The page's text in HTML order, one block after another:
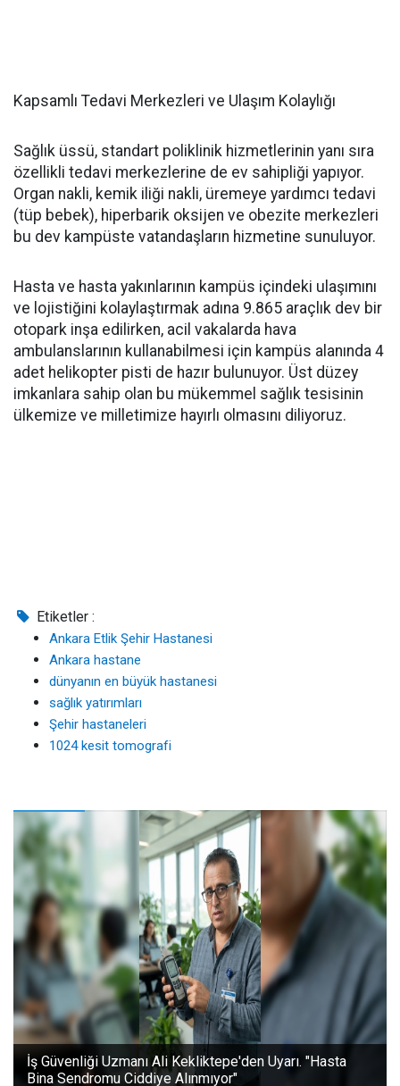
Kapsamlı Tedavi Merkezleri ve Ulaşım Kolaylığı
Sağlık üssü, standart poliklinik hizmetlerinin yanı sıra
özellikli tedavi merkezlerine de ev sahipliği yapıyor.
Organ nakli, kemik iliği nakli, üremeye yardımcı tedavi
(tüp bebek), hiperbarik oksijen ve obezite merkezleri
bu dev kampüste vatandaşların hizmetine sunuluyor.
Hasta ve hasta yakınlarının kampüs içindeki ulaşımını
ve lojistiğini kolaylaştırmak adına 9.865 araçlık dev bir
otopark inşa edilirken, acil vakalarda hava
ambulanslarının kullanabilmesi için kampüs alanında 4
adet helikopter pisti de hazır bulunuyor. Üst düzey
imkanlara sahip olan bu mükemmel sağlık tesisinin
ülkemize ve milletimize hayırlı olmasını diliyoruz.
Etiketler :
Ankara Etlik Şehir Hastanesi
Ankara hastane
dünyanın en büyük hastanesi
sağlık yatırımları
Şehir hastaneleri
1024 kesit tomografi